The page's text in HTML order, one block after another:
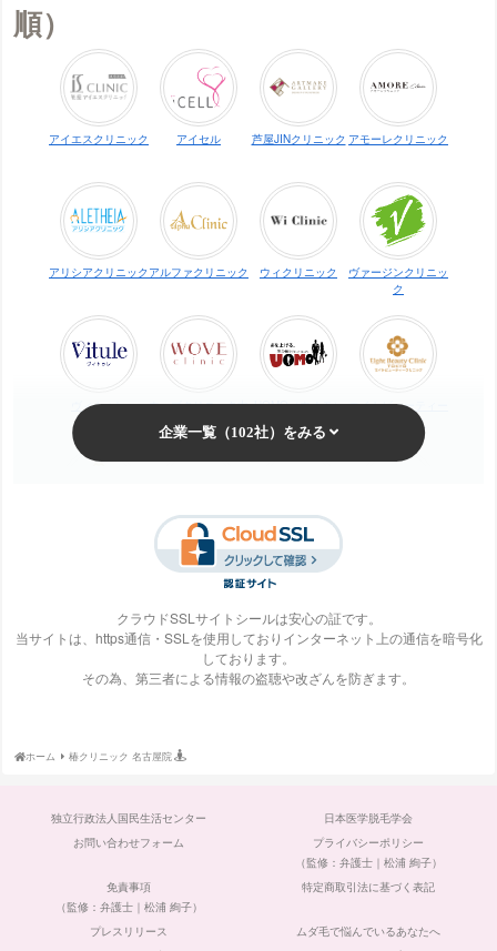
順）
アイエスクリニック アイセル 芦屋JINクリニック アモーレクリニック
アリシアクリニック アルファクリニック ウィクリニック
ヴァージンクリニッ
ク
ヴィトゥレ
ウォブクリニック中 UOMO（ウオモ） エイトビューティー
クリニック
エステ・タイム エステティックTBC
S-Labo（エスラ
ボ）
エピレ エミナルクリニック エルクリニック
ック
ガーデンクリニックカルミア美肌クリニ
川崎中央クリニック京都ビューティーク
クラウドSSLサイトシールは安心の証です。
当サイトは、https通信・SSLを使用しておりインターネット上の通信を暗号化
しております。
その為、第三者による情報の盗聴や改ざんを防ぎます。
ホーム 椿クリニック 名古屋院
独立行政法人国民生活センター
日本医学脱毛学会
お問い合わせフォーム
プライバシーポリシー
（監修：弁護士｜松浦 絢子）
免責事項
（監修：弁護士｜松浦 絢子）
特定商取引法に基づく表記
プレスリリース
ムダ毛で悩んでいるあなたへ